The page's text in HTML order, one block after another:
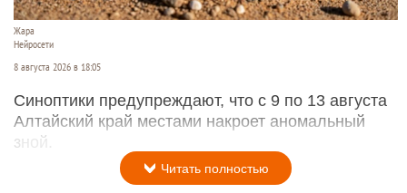
Жара
Нейросети
8 августа 2026 в 18:05
Синоптики предупреждают, что с 9 по 13 августа
Алтайский край местами накроет аномальный
зной.
Читать полностью